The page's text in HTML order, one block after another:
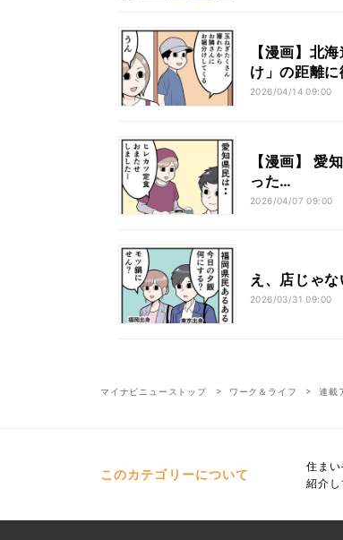
【漫画】北
け」の距離に
2026/04/14 09:00
【漫画】 愛
った…
2026/04/07 09:00
え、店じゃ
2026/03/31 09:00
マイナビニューストップ ワーク＆ライフ 連載
このカテゴリーについて
住ま
紹介し